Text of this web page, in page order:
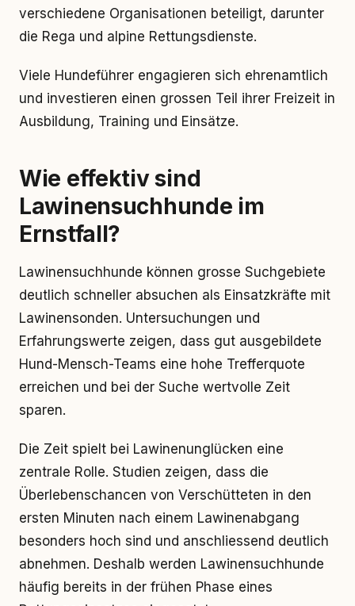
verschiedene Organisationen beteiligt, darunter
die Rega und alpine Rettungsdienste.
Viele Hundeführer engagieren sich ehrenamtlich
und investieren einen grossen Teil ihrer Freizeit in
Ausbildung, Training und Einsätze.
Wie effektiv sind
Lawinensuchhunde im
Ernstfall?
Lawinensuchhunde können grosse Suchgebiete
deutlich schneller absuchen als Einsatzkräfte mit
Lawinensonden. Untersuchungen und
Erfahrungswerte zeigen, dass gut ausgebildete
Hund-Mensch-Teams eine hohe Trefferquote
erreichen und bei der Suche wertvolle Zeit
sparen.
Die Zeit spielt bei Lawinenunglücken eine
zentrale Rolle. Studien zeigen, dass die
Überlebenschancen von Verschütteten in den
ersten Minuten nach einem Lawinenabgang
besonders hoch sind und anschliessend deutlich
abnehmen. Deshalb werden Lawinensuchhunde
häufig bereits in der frühen Phase eines